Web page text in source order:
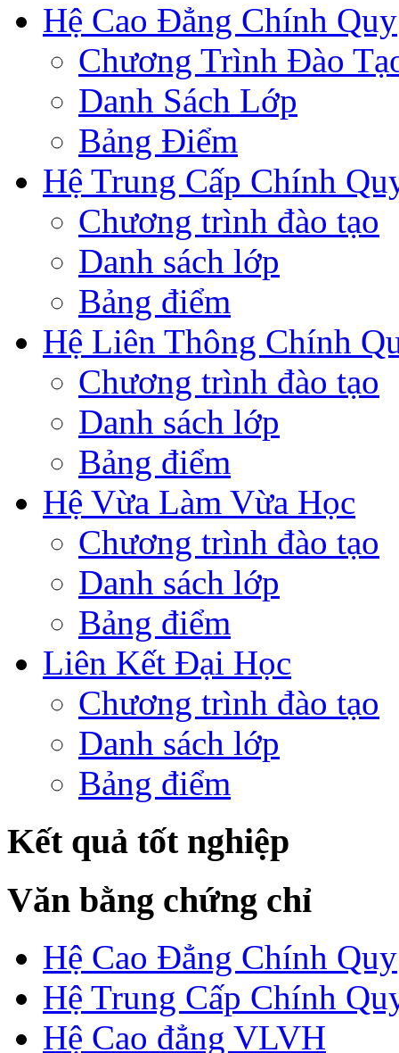
Hệ Cao Đẳng Chính Quy
Chương Trình Đào
Danh Sách Lớp
Bảng Điểm
Hệ Trung Cấp Chính
Chương trình đào tạo
Danh sách lớp
Bảng điểm
Hệ Liên Thông Chính
Chương trình đào tạo
Danh sách lớp
Bảng điểm
Hệ Vừa Làm Vừa Học
Chương trình đào tạo
Danh sách lớp
Bảng điểm
Liên Kết Đại Học
Chương trình đào tạo
Danh sách lớp
Bảng điểm
Kết quả tốt nghiệp
Văn bằng chứng chỉ
Hệ Cao Đẳng Chính Quy
Hệ Trung Cấp Chính
Hệ Cao đẳng VLVH